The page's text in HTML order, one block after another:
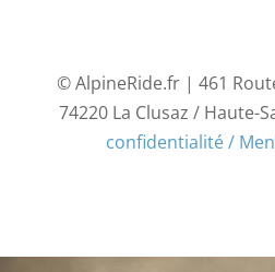
© AlpineRide.fr | 461
74220 La Clusaz / Haute-
confidentialité /